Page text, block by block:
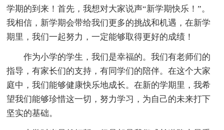
学期的到来！首先，我想对大家说声“新学期快乐！”。
我相信，新学期会带给我们更多的挑战和机遇，在新学
期里，我们一起努力，一定能够取得更好的成绩！
作为小学的学生，我们是幸福的。我们有老师们的
指导，有家长们的支持，有同学们的陪伴。在这个大家
庭中，我们能够健康快乐地成长。在新的学期里，我希
望我们能够珍惜这一切，努力学习，为自己的未来打下
坚实的基础。